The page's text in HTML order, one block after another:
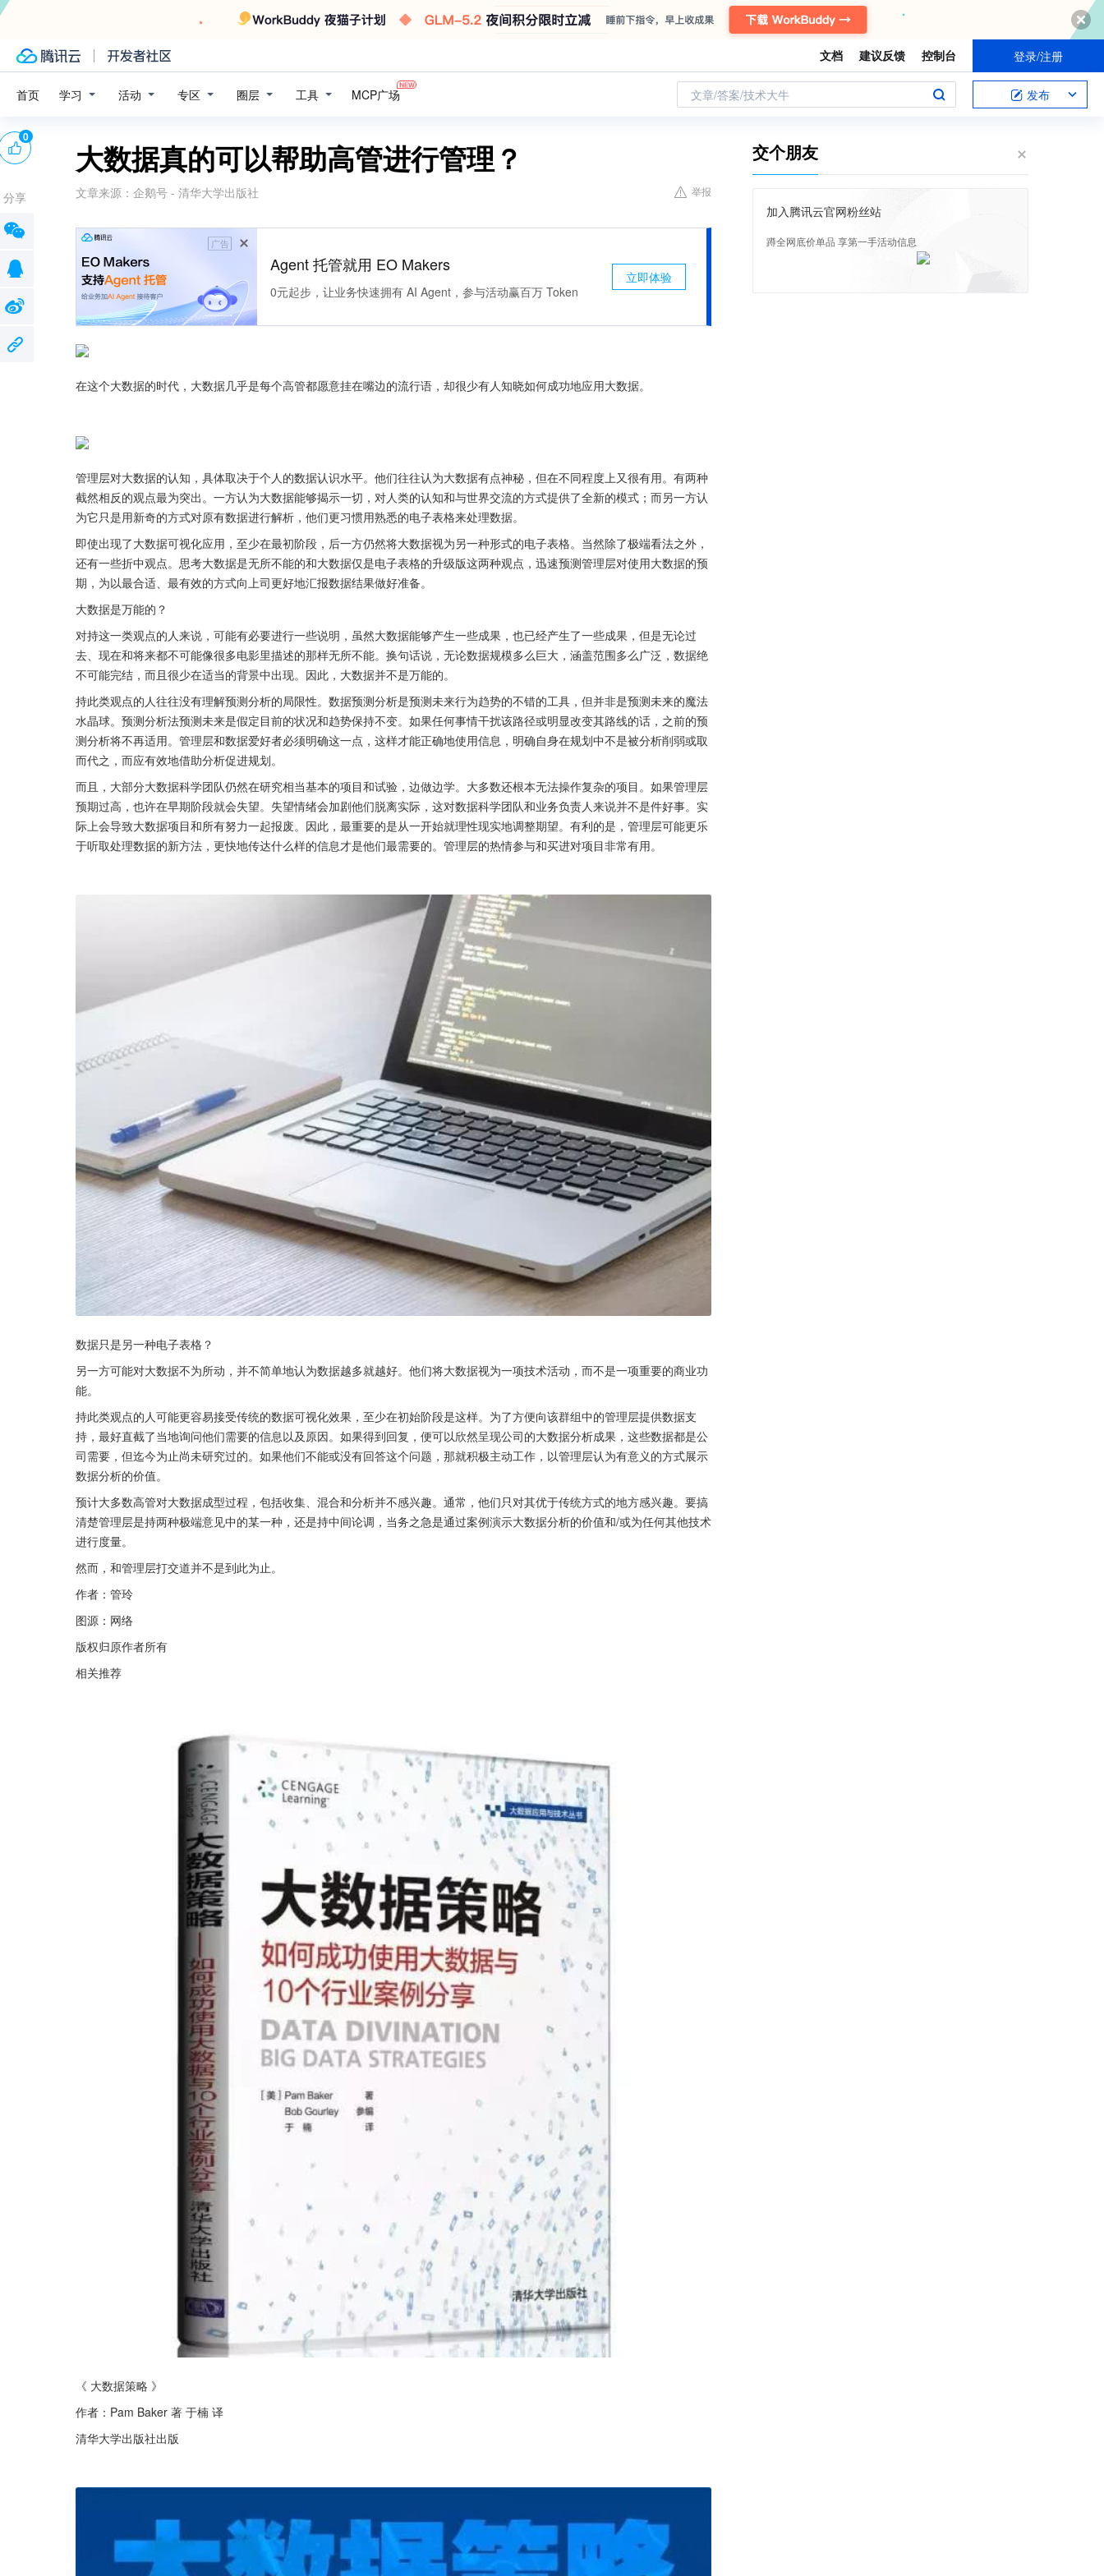
文档 建议反馈 控制台 登录/注册
首页 学习 活动 专区 圈层 工具 MCP广场 文章/答案/技术大牛 发布
大数据真的可以帮助高管进行管理？
文章来源： 企鹅号 - 清华大学出版社 举报
广告
Agent 托管就用 EO Makers
0元起步，让业务快速拥有 AI Agent，参与活动赢百万 Token
立即体验
在这个大数据的时代，大数据几乎是每个高管都愿意挂在嘴边的流行语，却很少有人知晓如何成功地应用大数据。
管理层对大数据的认知，具体取决于个人的数据认识水平。他们往往认为大数据有点神秘，但在不同程度上又很有用。有两种
截然相反的观点最为突出。一方认为大数据能够揭示一切，对人类的认知和与世界交流的方式提供了全新的模式；而另一方认
为它只是用新奇的方式对原有数据进行解析，他们更习惯用熟悉的电子表格来处理数据。
即使出现了大数据可视化应用，至少在最初阶段，后一方仍然将大数据视为另一种形式的电子表格。当然除了极端看法之外，
还有一些折中观点。思考大数据是无所不能的和大数据仅是电子表格的升级版这两种观点，迅速预测管理层对使用大数据的预
期，为以最合适、最有效的方式向上司更好地汇报数据结果做好准备。
大数据是万能的？
对持这一类观点的人来说，可能有必要进行一些说明，虽然大数据能够产生一些成果，也已经产生了一些成果，但是无论过
去、现在和将来都不可能像很多电影里描述的那样无所不能。换句话说，无论数据规模多么巨大，涵盖范围多么广泛，数据绝
不可能完结，而且很少在适当的背景中出现。因此，大数据并不是万能的。
持此类观点的人往往没有理解预测分析的局限性。数据预测分析是预测未来行为趋势的不错的工具，但并非是预测未来的魔法
水晶球。预测分析法预测未来是假定目前的状况和趋势保持不变。如果任何事情干扰该路径或明显改变其路线的话，之前的预
测分析将不再适用。管理层和数据爱好者必须明确这一点，这样才能正确地使用信息，明确自身在规划中不是被分析削弱或取
而代之，而应有效地借助分析促进规划。
而且，大部分大数据科学团队仍然在研究相当基本的项目和试验，边做边学。大多数还根本无法操作复杂的项目。如果管理层
预期过高，也许在早期阶段就会失望。失望情绪会加剧他们脱离实际，这对数据科学团队和业务负责人来说并不是件好事。实
际上会导致大数据项目和所有努力一起报废。因此，最重要的是从一开始就理性现实地调整期望。有利的是，管理层可能更乐
于听取处理数据的新方法，更快地传达什么样的信息才是他们最需要的。管理层的热情参与和买进对项目非常有用。
数据只是另一种电子表格？
另一方可能对大数据不为所动，并不简单地认为数据越多就越好。他们将大数据视为一项技术活动，而不是一项重要的商业功
能。
持此类观点的人可能更容易接受传统的数据可视化效果，至少在初始阶段是这样。为了方便向该群组中的管理层提供数据支
持，最好直截了当地询问他们需要的信息以及原因。如果得到回复，便可以欣然呈现公司的大数据分析成果，这些数据都是公
司需要，但迄今为止尚未研究过的。如果他们不能或没有回答这个问题，那就积极主动工作，以管理层认为有意义的方式展示
数据分析的价值。
预计大多数高管对大数据成型过程，包括收集、混合和分析并不感兴趣。通常，他们只对其优于传统方式的地方感兴趣。要搞
清楚管理层是持两种极端意见中的某一种，还是持中间论调，当务之急是通过案例演示大数据分析的价值和/或为任何其他技术
进行度量。
然而，和管理层打交道并不是到此为止。
作者：管玲
图源：网络
版权归原作者所有
相关推荐
《 大数据策略 》
作者：Pam Baker 著 于楠 译
清华大学出版社出版
0
分享
交个朋友
加入腾讯云官网粉丝站
蹲全网底价单品 享第一手活动信息